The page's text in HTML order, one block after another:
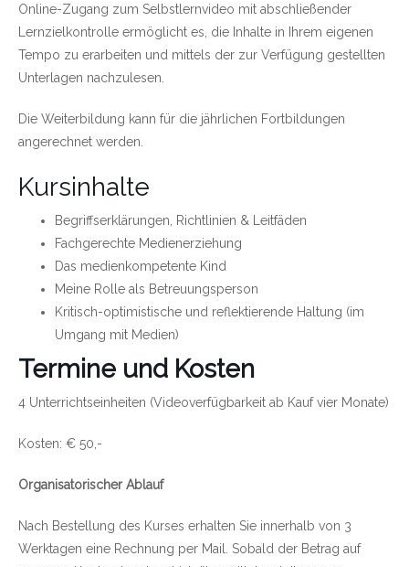
Online-Zugang zum Selbstlernvideo mit abschließender
Lernzielkontrolle ermöglicht es, die Inhalte in Ihrem eigenen
Tempo zu erarbeiten und mittels der zur Verfügung gestellten
Unterlagen nachzulesen.
Die Weiterbildung kann für die jährlichen Fortbildungen
angerechnet werden.
Kursinhalte
Begriffserklärungen, Richtlinien & Leitfäden
Fachgerechte Medienerziehung
Das medienkompetente Kind
Meine Rolle als Betreuungsperson
Kritisch-optimistische und reflektierende Haltung (im
Umgang mit Medien)
Termine und Kosten
4 Unterrichtseinheiten (Videoverfügbarkeit ab Kauf vier Monate)
Kosten: € 50,-
Organisatorischer Ablauf
Nach Bestellung des Kurses erhalten Sie innerhalb von 3
Werktagen eine Rechnung per Mail. Sobald der Betrag auf